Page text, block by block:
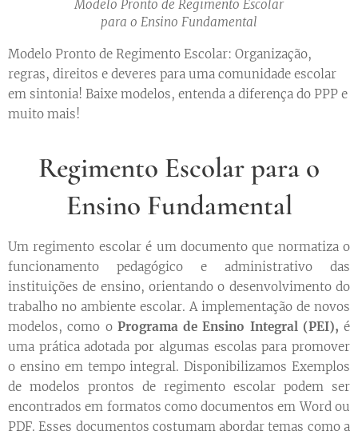
Modelo Pronto de Regimento Escolar
para o Ensino Fundamental
Modelo Pronto de Regimento Escolar: Organização,
regras, direitos e deveres para uma comunidade escolar
em sintonia! Baixe modelos, entenda a diferença do PPP e
muito mais!
Regimento Escolar para o
Ensino Fundamental
Um regimento escolar é um documento que normatiza o
funcionamento pedagógico e administrativo das
instituições de ensino, orientando o desenvolvimento do
trabalho no ambiente escolar. A implementação de novos
modelos, como o Programa de Ensino Integral (PEI), é
uma prática adotada por algumas escolas para promover
o ensino em tempo integral. Disponibilizamos Exemplos
de modelos prontos de regimento escolar podem ser
encontrados em formatos como documentos em Word ou
PDF. Esses documentos costumam abordar temas como a